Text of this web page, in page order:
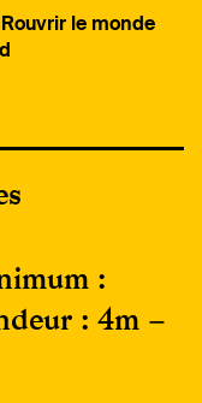
le monde
:
: 4m –